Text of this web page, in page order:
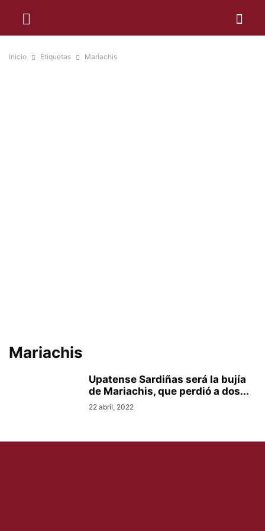
Inicio Etiquetas Mariachis
Mariachis
Upatense Sardiñas será la bujía
de Mariachis, que perdió a dos...
22 abril, 2022